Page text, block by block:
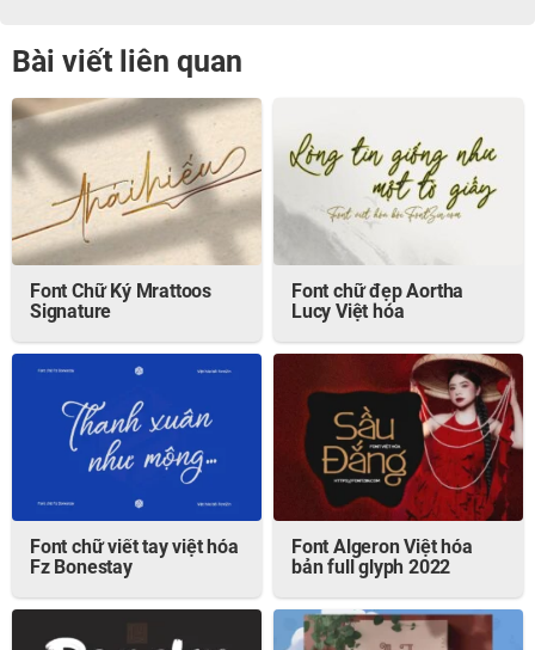
Bài viết liên quan
Font Chữ Ký Mrattoos
Signature
Font chữ đẹp Aortha
Lucy Việt hóa
Font chữ viết tay việt hóa
Fz Bonestay
Font Algeron Việt hóa
bản full glyph 2022